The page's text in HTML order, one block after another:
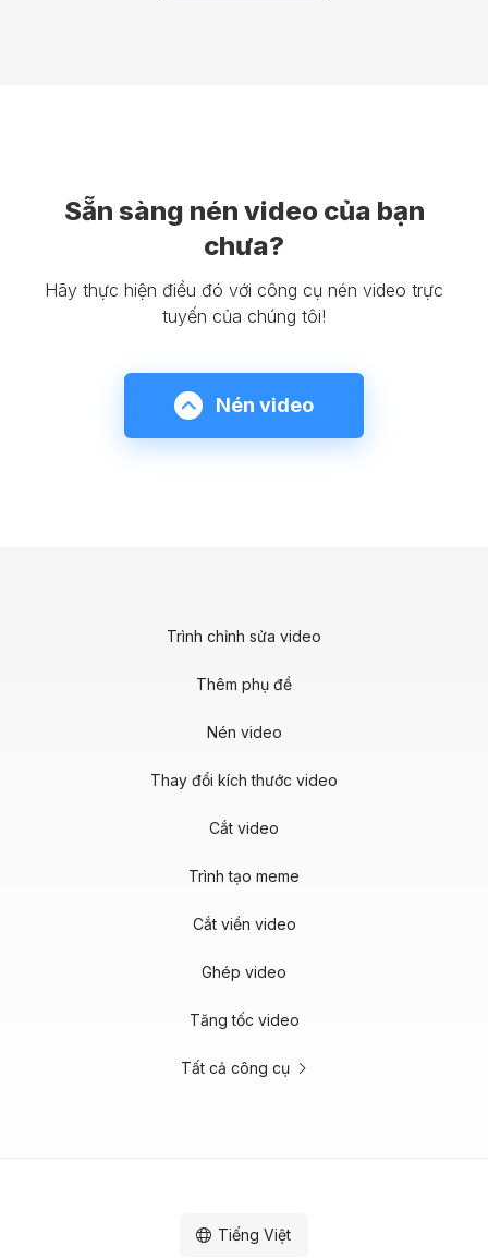
Sẵn sàng nén video của bạn
chưa?
Hãy thực hiện điều đó với công cụ nén video trực
tuyến của chúng tôi!
Nén video
Trình chỉnh sửa video
Thêm phụ đề
Nén video
Thay đổi kích thước video
Cắt video
Trình tạo meme
Cắt viền video
Ghép video
Tăng tốc video
Tất cả công cụ
Tiếng Việt